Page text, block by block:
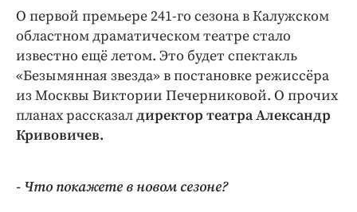
О первой премьере 241-го сезона в Калужском
областном драматическом театре стало
известно ещё летом. Это будет спектакль
«Безымянная звезда» в постановке режиссёра
из Москвы Виктории Печерниковой. О прочих
планах рассказалдиректор театра Александр
Кривовичев.
- Что покажете в новом сезоне?